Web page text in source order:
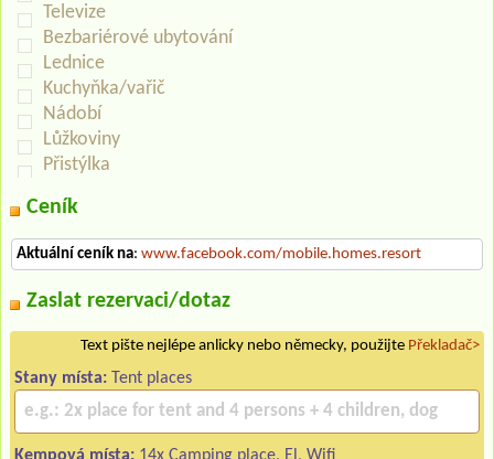
Televize
Bezbariérové ubytování
Lednice
Kuchyňka/vařič
Nádobí
Lůžkoviny
Přistýlka
Ceník
Aktuální ceník na: www.facebook.com/mobile.homes.resort
Zaslat rezervaci/dotaz
Text pište nejlépe anlicky nebo německy, použijte Překladač>
Stany místa: Tent places
Kempová místa: 14x Camping place, El, Wifi